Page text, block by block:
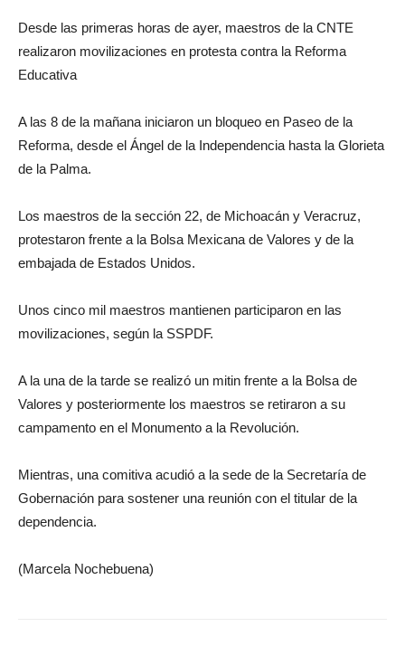
Desde las primeras horas de ayer, maestros de la CNTE
realizaron movilizaciones en protesta contra la Reforma
Educativa
A las 8 de la mañana iniciaron un bloqueo en Paseo de la
Reforma, desde el Ángel de la Independencia hasta la Glorieta
de la Palma.
Los maestros de la sección 22, de Michoacán y Veracruz,
protestaron frente a la Bolsa Mexicana de Valores y de la
embajada de Estados Unidos.
Unos cinco mil maestros mantienen participaron en las
movilizaciones, según la SSPDF.
A la una de la tarde se realizó un mitin frente a la Bolsa de
Valores y posteriormente los maestros se retiraron a su
campamento en el Monumento a la Revolución.
Mientras, una comitiva acudió a la sede de la Secretaría de
Gobernación para sostener una reunión con el titular de la
dependencia.
(Marcela Nochebuena)